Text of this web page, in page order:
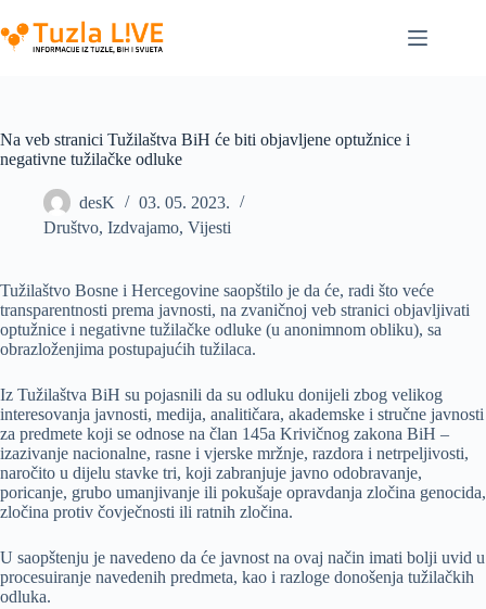
to
content
Na veb stranici Tužilaštva BiH će biti objavljene optužnice i
negativne tužilačke odluke
desK
03. 05. 2023.
Društvo, Izdvajamo, Vijesti
Tužilaštvo Bosne i Hercegovine saopštilo je da će, radi što veće
transparentnosti prema javnosti, na zvaničnoj veb stranici objavljivati
optužnice i negativne tužilačke odluke (u anonimnom obliku), sa
obrazloženjima postupajućih tužilaca.
Iz Tužilaštva BiH su pojasnili da su odluku donijeli zbog velikog
interesovanja javnosti, medija, analitičara, akademske i stručne javnosti
za predmete koji se odnose na član 145a Krivičnog zakona BiH –
izazivanje nacionalne, rasne i vjerske mržnje, razdora i netrpeljivosti,
naročito u dijelu stavke tri, koji zabranjuje javno odobravanje,
poricanje, grubo umanjivanje ili pokušaje opravdanja zločina genocida,
zločina protiv čovječnosti ili ratnih zločina.
U saopštenju je navedeno da će javnost na ovaj način imati bolji uvid u
procesuiranje navedenih predmeta, kao i razloge donošenja tužilačkih
odluka.